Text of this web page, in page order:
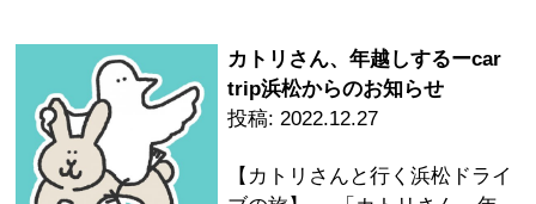
カトリさん、年越しするーcar
trip浜松からのお知らせ
2022.12.27
【カトリさんと行く浜松ドライ